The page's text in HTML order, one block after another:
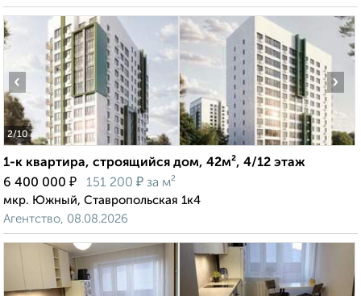
2/10
‹ ›
1-к квартира, строящийся дом, 42м², 4/12 этаж
6 400 000 ₽ 151 200 ₽ за м²
мкр. Южный, Ставропольская 1к4
Агентство, 08.08.2026